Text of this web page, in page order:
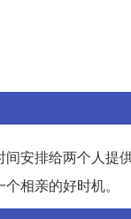
安排给两个人提
相亲的好时机。